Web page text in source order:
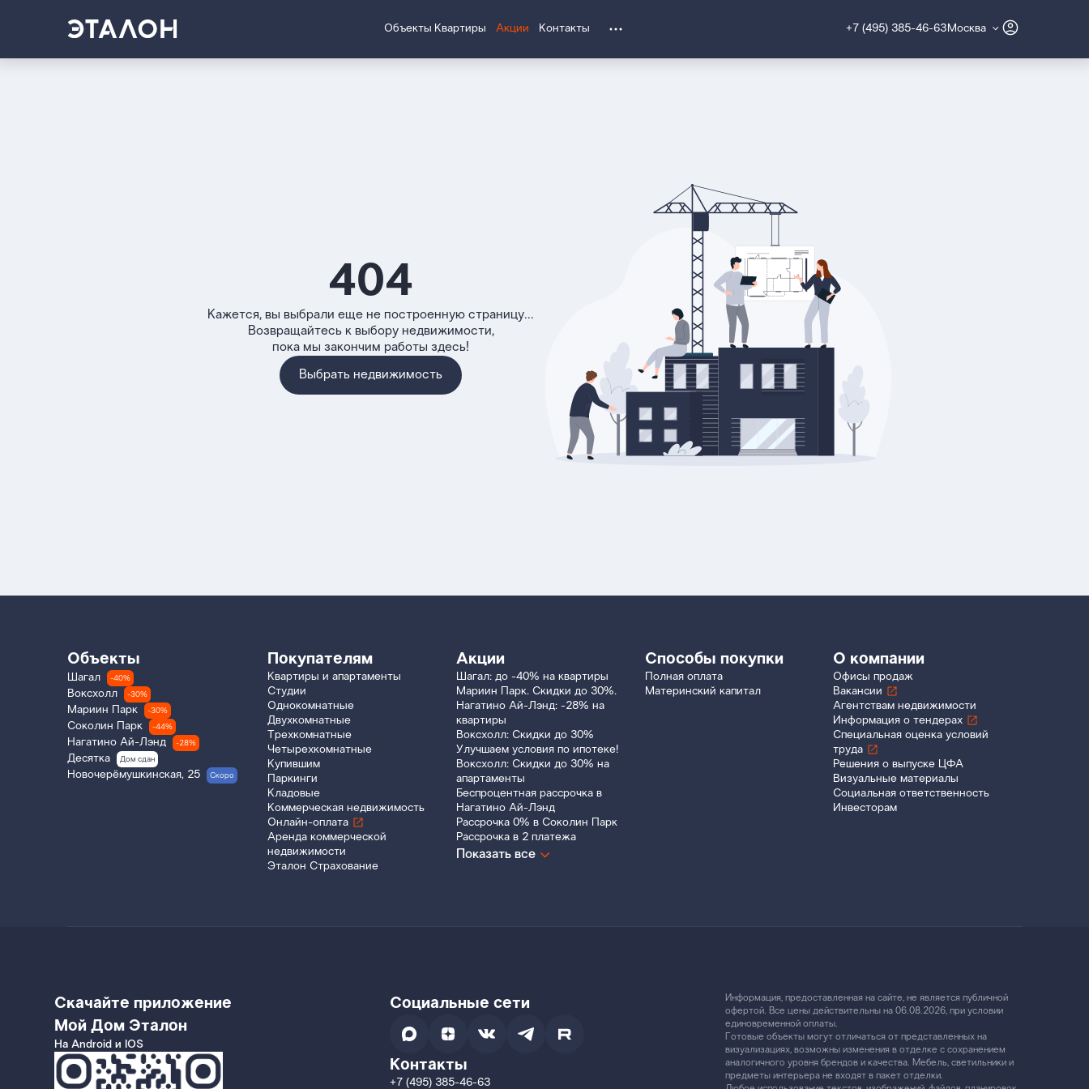
Объекты Квартиры Акции Контакты +7 (495) 385-46-63 Москва
404
Кажется, вы выбрали еще не построенную страницу...
Возвращайтесь к выбору недвижимости,
пока мы закончим работы здесь!
Выбрать недвижимость
Объекты
Шагал -40%
Воксхолл -30%
Мариин Парк -30%
Соколин Парк -44%
Нагатино Ай-Лэнд -28%
Десятка Дом сдан
Новочерёмушкинская, 25 Скоро
Покупателям
Квартиры и апартаменты
Студии
Однокомнатные
Двухкомнатные
Трехкомнатные
Четырехкомнатные
Купившим
Паркинги
Кладовые
Коммерческая недвижимость
Онлайн-оплата
Аренда коммерческой
недвижимости
Эталон Страхование
Акции
Шагал: до -40% на квартиры
Мариин Парк. Скидки до 30%.
Нагатино Ай-Лэнд: -28% на
квартиры
Воксхолл: Скидки до 30%
Улучшаем условия по ипотеке!
Воксхолл: Скидки до 30% на
апартаменты
Беспроцентная рассрочка в
Нагатино Ай-Лэнд
Рассрочка 0% в Соколин Парк
Рассрочка в 2 платежа
Показать все
Способы покупки
Полная оплата
Материнский капитал
О компании
Офисы продаж
Вакансии
Агентствам недвижимости
Информация о тендерах
Специальная оценка условий
труда
Решения о выпуске ЦФА
Визуальные материалы
Социальная ответственность
Инвесторам
Скачайте приложение
Мой Дом Эталон
На Android и IOS
Социальные сети
Контакты
+7 (495) 385-46-63
Информация, предоставленная на сайте, не является публичной
офертой. Все цены действительны на 06.08.2026, при условии
единовременной оплаты.
Готовые объекты могут отличаться от представленных на
визуализациях, возможны изменения в отделке с сохранением
аналогичного уровня брендов и качества. Мебель, светильники и
предметы интерьера не входят в пакет отделки.